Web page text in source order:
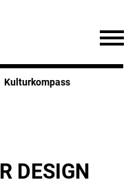
Kulturkompass
DESIGN